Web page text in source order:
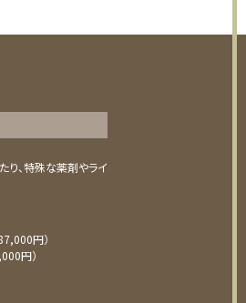
り、特殊な薬剤やライ
円）
円）